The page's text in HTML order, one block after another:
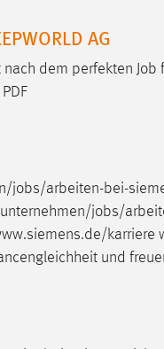
AG
dem perfekten Job
jobs/arbeiten-bei-
jobs/
karriere
und
frame-
sich an